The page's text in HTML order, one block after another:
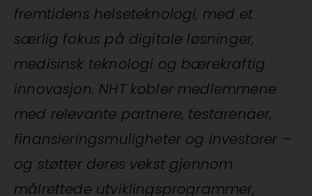
fremtidens helseteknologi, med et
særlig fokus på digitale løsninger,
medisinsk teknologi og bærekraftig
innovasjon. NHT kobler medlemmene
med relevante partnere, testarenaer,
finansieringsmuligheter og investorer –
og støtter deres vekst gjennom
målrettede utviklingsprogrammer,